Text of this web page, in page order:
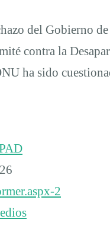
del Gobierno
contra la
ha sido